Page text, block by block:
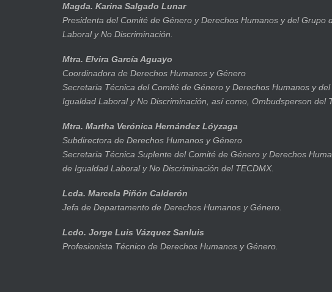
Magda. Karina Salgado Lunar
Presidenta del Comité de Género y Derechos Humanos y del Grupo
Laboral y No Discriminación.
Mtra. Elvira García Aguayo
Coordinadora de Derechos Humanos y Género
Secretaria Técnica del Comité de Género y Derechos Humanos y
Igualdad Laboral y No Discriminación, así como, Ombudsperson del
Mtra. Martha Verónica Hernández Lóyzaga
Subdirectora de Derechos Humanos y Género
Secretaria Técnica Suplente del Comité de Género y Derechos
de Igualdad Laboral y No Discriminación del TECDMX.
Lcda. Marcela Piñón Calderón
Jefa de Departamento de Derechos Humanos y Género.
Lcdo. Jorge Luis Vázquez Sanluis
Profesionista Técnico de Derechos Humanos y Género.